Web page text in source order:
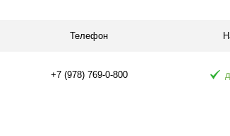
Телефон
+7 (978) 769-0-800